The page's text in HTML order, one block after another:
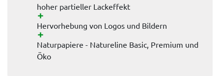
hoher partieller Lackeffekt
Hervorhebung von Logos und Bildern
Naturpapiere - Natureline Basic, Premium und
Öko